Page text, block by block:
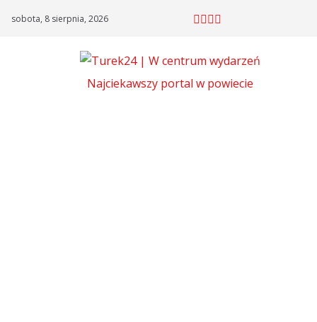
sobota, 8 sierpnia, 2026
Najciekawszy portal w powiecie